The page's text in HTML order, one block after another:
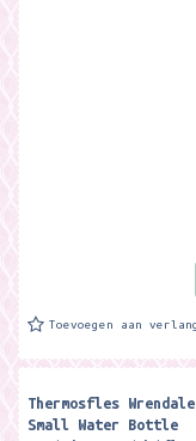
Toevoegen aan
Thermosfles
Small Water Bottle